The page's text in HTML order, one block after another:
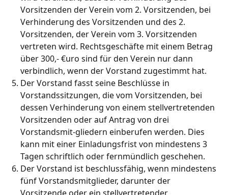
Vorsitzenden der Verein vom 2. Vorsitzenden, bei
Verhinderung des Vorsitzenden und des 2.
Vorsitzenden, der Verein vom 3. Vorsitzenden
vertreten wird. Rechtsgeschäfte mit einem Betrag
über 300,- €uro sind für den Verein nur dann
verbindlich, wenn der Vorstand zugestimmt hat.
Der Vorstand fasst seine Beschlüsse in
Vorstandssitzungen, die vom Vorsitzenden, bei
dessen Verhinderung von einem stellvertretenden
Vorsitzenden oder auf Antrag von drei
Vorstandsmit-gliedern einberufen werden. Dies
kann mit einer Einladungsfrist von mindestens 3
Tagen schriftlich oder fernmündlich geschehen.
Der Vorstand ist beschlussfähig, wenn mindestens
fünf Vorstandsmitglieder, darunter der